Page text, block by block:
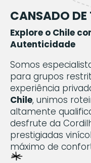
CANSADO
Explore o Chile
Autenticidade
Somos
para grupos
experiência
Chile, unimos
altamente
desfrute da
prestigiadas
máximo de